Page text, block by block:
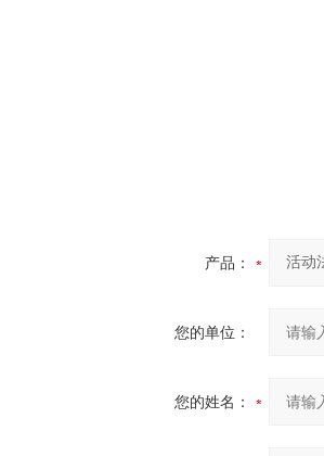
产品：
您的单位：
您的姓名：